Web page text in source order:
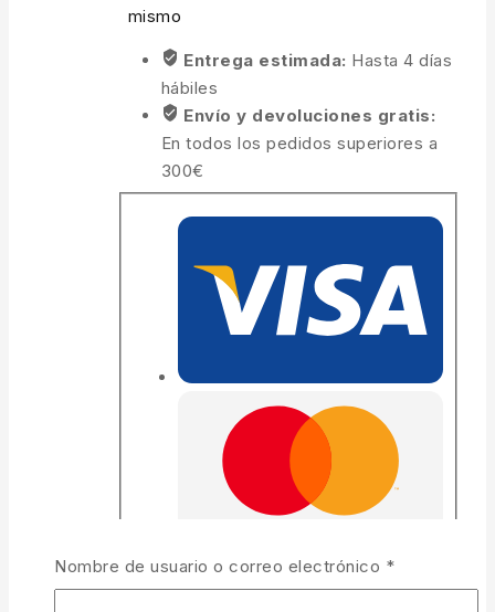
mismo
Entrega estimada: Hasta 4 días
hábiles
Envío y devoluciones gratis:
En todos los pedidos superiores a
300€
Nombre de usuario o correo electrónico *Obligatorio